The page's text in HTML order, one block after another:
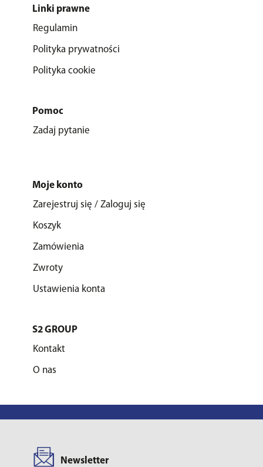
Linki prawne
Regulamin
Polityka prywatności
Polityka cookie
Pomoc
Zadaj pytanie
Moje konto
Zarejestruj się / Zaloguj się
Koszyk
Zamówienia
Zwroty
Ustawienia konta
S2 GROUP
Kontakt
O nas
Newsletter